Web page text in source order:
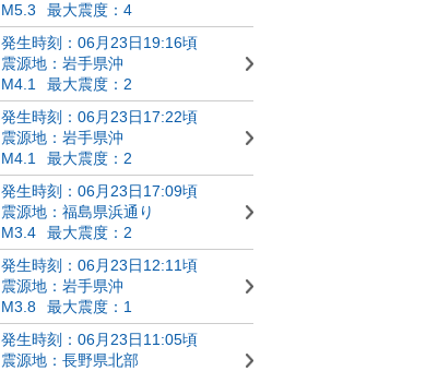
M5.3
最大震度：4
発生時刻：06月23日19:16頃
震源地：岩手県沖
M4.1
最大震度：2
発生時刻：06月23日17:22頃
震源地：岩手県沖
M4.1
最大震度：2
発生時刻：06月23日17:09頃
震源地：福島県浜通り
M3.4
最大震度：2
発生時刻：06月23日12:11頃
震源地：岩手県沖
M3.8
最大震度：1
発生時刻：06月23日11:05頃
震源地：長野県北部